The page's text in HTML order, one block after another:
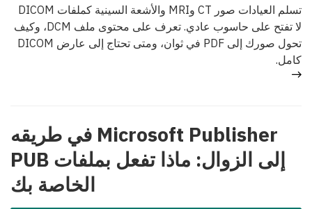
تسلم العيادات صور CT وMRI والأشعة السينية كملفات DICOM
لا تفتح على حاسوب عادي. تعرف على محتوى ملف DCM، وكيف
تحول صورك إلى PDF في ثوان، ومتى تحتاج إلى عارض DICOM
كامل.
Microsoft Publisher في طريقه
إلى الزوال: ماذا تفعل بملفات PUB
الخاصة بك